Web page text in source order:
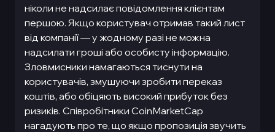
ніколи не надсилає повідомлення клієнтам
першою. Якщо користувач отримав такий лист
від компанії — у жодному разі не можна
надсилати гроші або особисту інформацію.
Зловмисники намагаються тиснути на
користувачів, змушуючи зробити переказ
коштів, або обіцяють високий прибуток без
ризиків. Співробітники CoinMarketCap
нагадують про те, що якщо пропозиція звучить